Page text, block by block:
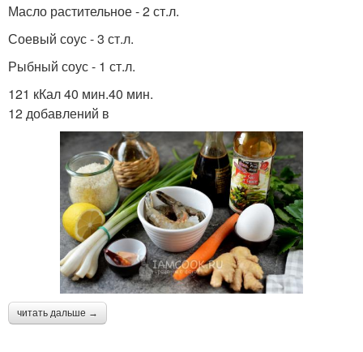
Масло растительное - 2 ст.л.
Соевый соус - 3 ст.л.
Рыбный соус - 1 ст.л.
121 кКал 40 мин.40 мин.
12 добавлений в
читать дальше →